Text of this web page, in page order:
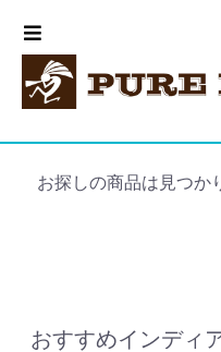
お探しの商品は見つか
おすすめインディ